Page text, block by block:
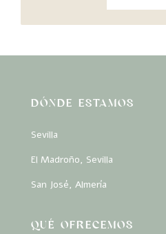
DÓNDE ESTAMOS
Sevilla
El Madroño, Sevilla
San José, Almería
QUÉ OFRECEMOS